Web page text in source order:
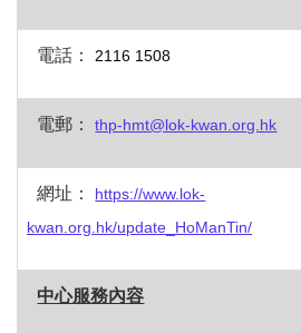
電話： 2116 1508
電郵： thp-hmt@lok-kwan.org.hk
網址：
https://www.lok-
kwan.org.hk/update_HoManTin/
中心服務內容